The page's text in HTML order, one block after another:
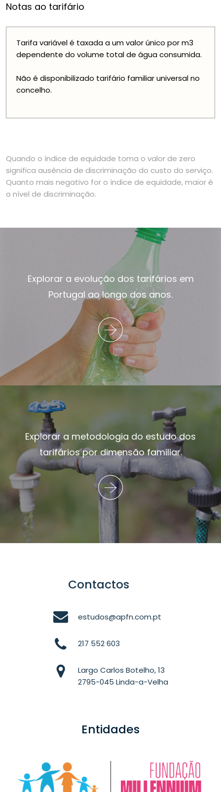
Notas ao tarifário
Tarifa variável é taxada a um valor único por m3
dependente do volume total de água consumida.
Não é disponibilizado tarifário familiar universal no
concelho.
Quando o índice de equidade toma o valor de zero
significa ausência de discriminação do custo do serviço.
Quanto mais negativo for o índice de equidade, maior é
o nível de discriminação.
Explorar a evolução dos tarifários em
Portugal ao longo dos anos.
Explorar a metodologia do estudo dos
tarifários por dimensão familiar.
Contactos
estudos@apfn.com.pt
217 552 603
Largo Carlos Botelho, 13
2795-045 Linda-a-Velha
Entidades